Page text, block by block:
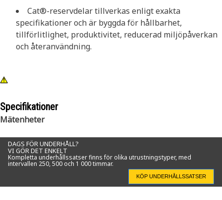
Cat®-reservdelar tillverkas enligt exakta
specifikationer och är byggda för hållbarhet,
tillförlitlighet, produktivitet, reducerad miljöpåverkan
och återanvändning.
Specifikationer
Mätenheter
DAGS FÖR UNDERHÅLL?
VI GÖR DET ENKELT
Kompletta underhållssatser finns för olika utrustningstyper, med
intervallen 250, 500 och 1 000 timmar.
KÖP UNDERHÅLLSSATSER